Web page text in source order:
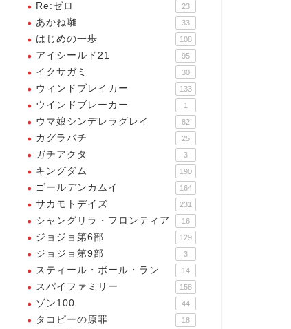
Re:ゼロ 23
あかね囃 33
はじめの一歩 108
アイシールド21 95
イクサガミ 30
ウィンドブレイカー 133
ウインドブレーカー 1
ウマ娘シンデレラグレイ 82
カグラバチ 25
ガチアクタ 3
キングダム 190
ゴールデンカムイ 164
サカモトデイズ 231
シャングリラ・フロンティア 16
ジョジョ第6部 129
ジョジョ第9部 3
スティール・ボール・ラン 14
スパイファミリー 158
ゾン100 44
タコピーの原罪 18